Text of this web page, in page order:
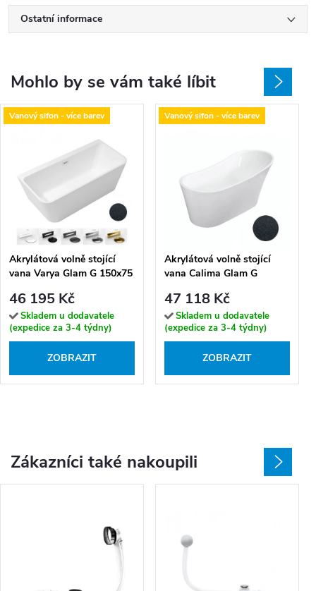
Ostatní informace
Mohlo by se vám také líbit
Vanový sifon - více barev
Akrylátová volně stojící
vana Varya Glam G 150x75
46 195 Kč
Skladem u dodavatele
(expedice za 3-4 týdny)
ZOBRAZIT
Vanový sifon - více barev
Akrylátová volně stojící
vana Calima Glam G
47 118 Kč
Skladem u dodavatele
(expedice za 3-4 týdny)
ZOBRAZIT
Zákazníci také nakoupili